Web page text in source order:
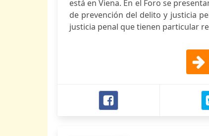
está en Viena. En el Foro se
de prevención del delito y justicia
justicia penal que tienen particular